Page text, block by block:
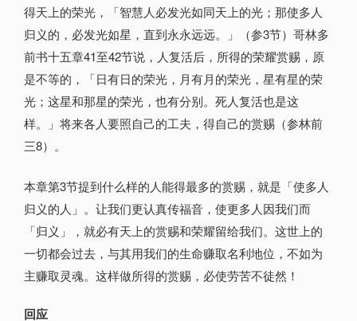
得天上的荣光，「智慧人必发光如同天上的光；那使多人
归义的，必发光如星，直到永永远远。」（参3节）哥林多
前书十五章41至42节说，人复活后，所得的荣耀赏赐，原
是不等的，「日有日的荣光，月有月的荣光，星有星的荣
光；这星和那星的荣光，也有分别。死人复活也是这
样。」将来各人要照自己的工夫，得自己的赏赐（参林前
三8）。
本章第3节提到什么样的人能得最多的赏赐，就是「使多人
归义的人」。让我们更认真传福音，使更多人因我们而
「归义」，就必有天上的赏赐和荣耀留给我们。这世上的
一切都会过去，与其用我们的生命赚取名利地位，不如为
主赚取灵魂。这样做所得的赏赐，必使劳苦不徒然！
回应